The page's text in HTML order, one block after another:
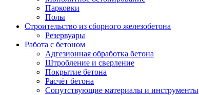
Парковки
Полы
Строительство из сборного железобетона
Резервуары
Работа с бетоном
Адгезионная обработка бетона
Штробление и сверление
Покрытие бетона
Расчёт бетона
Сопутствующие материалы и инструменты